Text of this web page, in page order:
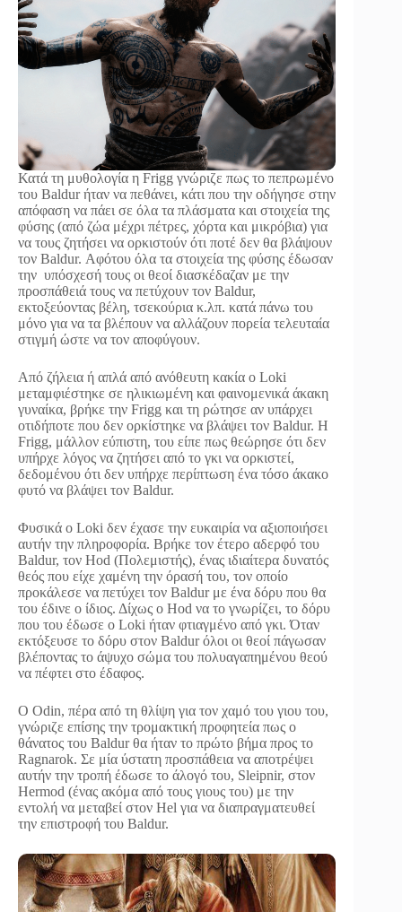
Κατά τη μυθολογία η Frigg γνώριζε πως το πεπρωμένο
του Baldur ήταν να πεθάνει, κάτι που την οδήγησε στην
απόφαση να πάει σε όλα τα πλάσματα και στοιχεία της
φύσης (από ζώα μέχρι πέτρες, χόρτα και μικρόβια) για
να τους ζητήσει να ορκιστούν ότι ποτέ δεν θα βλάψουν
τον Baldur. Αφότου όλα τα στοιχεία της φύσης έδωσαν
την υπόσχεσή τους οι θεοί διασκέδαζαν με την
προσπάθειά τους να πετύχουν τον Baldur,
εκτοξεύοντας βέλη, τσεκούρια κ.λπ. κατά πάνω του
μόνο για να τα βλέπουν να αλλάζουν πορεία τελευταία
στιγμή ώστε να τον αποφύγουν.
Από ζήλεια ή απλά από ανόθευτη κακία ο Loki
μεταμφιέστηκε σε ηλικιωμένη και φαινομενικά άκακη
γυναίκα, βρήκε την Frigg και τη ρώτησε αν υπάρχει
οτιδήποτε που δεν ορκίστηκε να βλάψει τον Baldur. Η
Frigg, μάλλον εύπιστη, του είπε πως θεώρησε ότι δεν
υπήρχε λόγος να ζητήσει από το γκι να ορκιστεί,
δεδομένου ότι δεν υπήρχε περίπτωση ένα τόσο άκακο
φυτό να βλάψει τον Baldur.
Φυσικά ο Loki δεν έχασε την ευκαιρία να αξιοποιήσει
αυτήν την πληροφορία. Βρήκε τον έτερο αδερφό του
Baldur, τον Hod (Πολεμιστής), ένας ιδιαίτερα δυνατός
θεός που είχε χαμένη την όρασή του, τον οποίο
προκάλεσε να πετύχει τον Baldur με ένα δόρυ που θα
του έδινε ο ίδιος. Δίχως ο Hod να το γνωρίζει, το δόρυ
που του έδωσε ο Loki ήταν φτιαγμένο από γκι. Όταν
εκτόξευσε το δόρυ στον Baldur όλοι οι θεοί πάγωσαν
βλέποντας το άψυχο σώμα του πολυαγαπημένου θεού
να πέφτει στο έδαφος.
Ο Odin, πέρα από τη θλίψη για τον χαμό του γιου του,
γνώριζε επίσης την τρομακτική προφητεία πως ο
θάνατος του Baldur θα ήταν το πρώτο βήμα προς το
Ragnarok. Σε μία ύστατη προσπάθεια να αποτρέψει
αυτήν την τροπή έδωσε το άλογό του, Sleipnir, στον
Hermod (ένας ακόμα από τους γιους του) με την
εντολή να μεταβεί στον Hel για να διαπραγματευθεί
την επιστροφή του Baldur.